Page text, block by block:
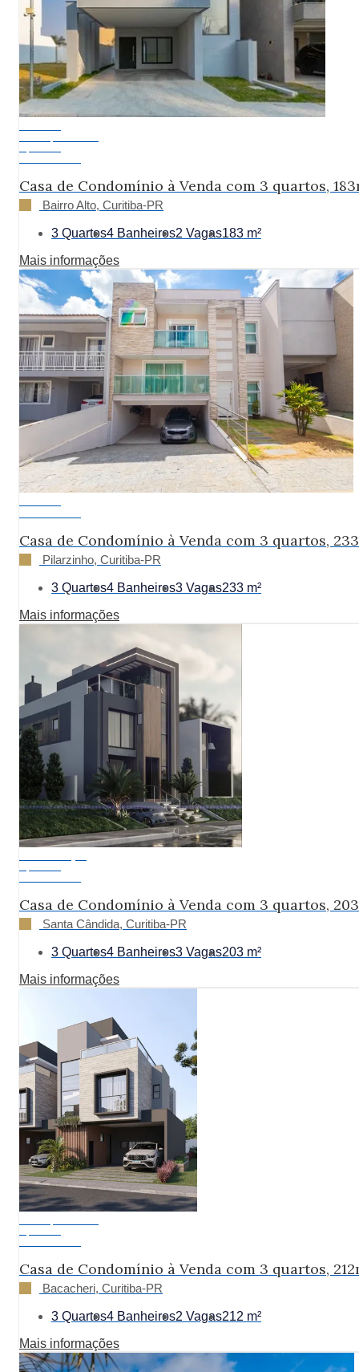
Casa de Condomínio à Venda com 3 quartos,
Bairro Alto, Curitiba-PR
3 Quartos4 Banheiros2 Vagas183 m²
Mais informações
Casa de Condomínio à Venda com 3 quartos,
Pilarzinho, Curitiba-PR
3 Quartos4 Banheiros3 Vagas233 m²
Mais informações
Casa de Condomínio à Venda com 3 quartos,
Santa Cândida, Curitiba-PR
3 Quartos4 Banheiros3 Vagas203 m²
Mais informações
Casa de Condomínio à Venda com 3 quartos,
Bacacheri, Curitiba-PR
3 Quartos4 Banheiros2 Vagas212 m²
Mais informações